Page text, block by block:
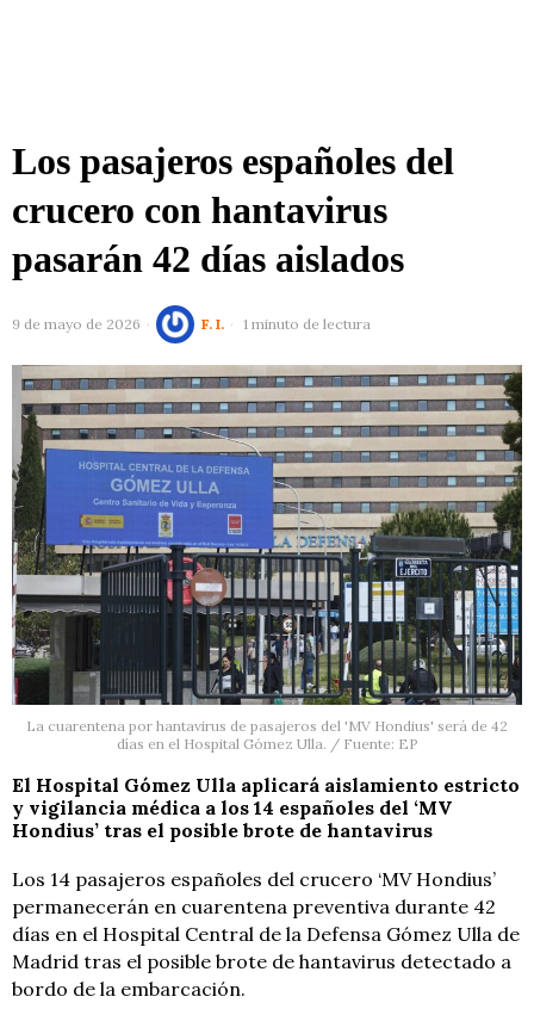
Los pasajeros españoles del
crucero con hantavirus
pasarán 42 días aislados
9 de mayo de 2026 F. I. 1 minuto de lectura
La cuarentena por hantavirus de pasajeros del 'MV Hondius' será de 42
días en el Hospital Gómez Ulla. / Fuente: EP
El Hospital Gómez Ulla aplicará aislamiento estricto
y vigilancia médica a los 14 españoles del ‘MV
Hondius’ tras el posible brote de hantavirus
Los 14 pasajeros españoles del crucero ‘MV Hondius’
permanecerán en cuarentena preventiva durante 42
días en el Hospital Central de la Defensa Gómez Ulla de
Madrid tras el posible brote de hantavirus detectado a
bordo de la embarcación.